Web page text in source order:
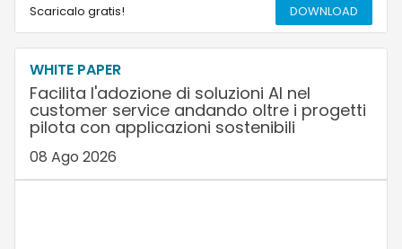
Scaricalo gratis! DOWNLOAD
WHITE PAPER
Facilita l'adozione di soluzioni AI nel
customer service andando oltre i progetti
pilota con applicazioni sostenibili
08 Ago 2026